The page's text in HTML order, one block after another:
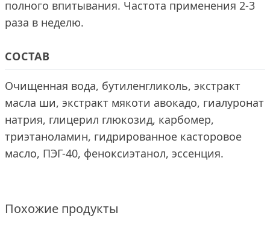
полного впитывания. Частота применения 2-3
раза в неделю.
СОСТАВ
Очищенная вода, бутиленгликоль, экстракт
масла ши, экстракт мякоти авокадо, гиалуронат
натрия, глицерил глюкозид, карбомер,
триэтаноламин, гидрированное касторовое
масло, ПЭГ-40, феноксиэтанол, эссенция.
Похожие продукты